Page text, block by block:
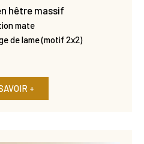
hêtre massif
mate
de lame (motif 2x2)
+